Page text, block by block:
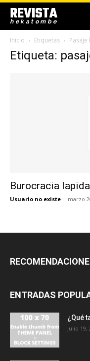
REVISTA
hekatombe
Inicio Etiquetas
Etiqueta:
Burocracia
Usuario no existe - marzo
ENTRADAS
¿Qué
julio 19,